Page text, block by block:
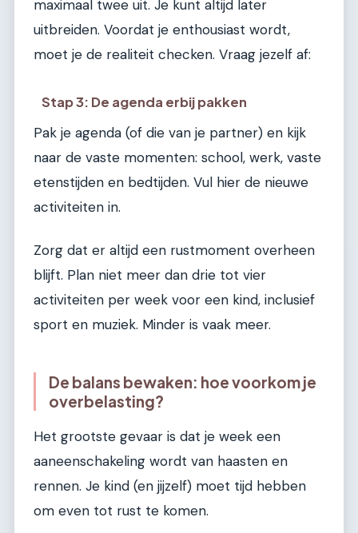
maximaal twee uit. Je kunt altijd later
uitbreiden. Voordat je enthousiast wordt,
moet je de realiteit checken. Vraag jezelf af:
Stap 3: De agenda erbij pakken
Pak je agenda (of die van je partner) en kijk
naar de vaste momenten: school, werk, vaste
etenstijden en bedtijden. Vul hier de nieuwe
activiteiten in.
Zorg dat er altijd een rustmoment overheen
blijft. Plan niet meer dan drie tot vier
activiteiten per week voor een kind, inclusief
sport en muziek. Minder is vaak meer.
De balans bewaken: hoe voorkom je
overbelasting?
Het grootste gevaar is dat je week een
aaneenschakeling wordt van haasten en
rennen. Je kind (en jijzelf) moet tijd hebben
om even tot rust te komen.